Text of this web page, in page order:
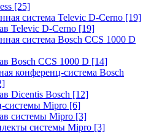
[25]
система Televic D-Cerno [19]
Televic D-Cerno [19]
система Bosch CCS 1000 D
Bosch CCS 1000 D [14]
конференц-система Bosch
Dicentis Bosch [12]
системы Mipro [6]
системы Mipro [3]
системы Mipro [3]